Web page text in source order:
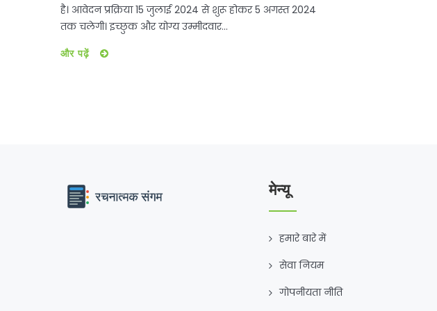
है। आवेदन प्रक्रिया 15 जुलाई 2024 से शुरू होकर 5 अगस्त 2024
तक चलेगी। इच्छुक और योग्य उम्मीदवार
हैं। शैक्षणिक योग्यता में मान्यता प्राप्त बोर्ड से 10वीं पास होना
और पढ़ें
मेन्यू
हमारे बारे में
सेवा नियम
गोपनीयता नीति